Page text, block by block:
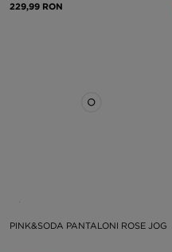
229,99 RON
PINK&SODA PANTALONI ROSE JOG